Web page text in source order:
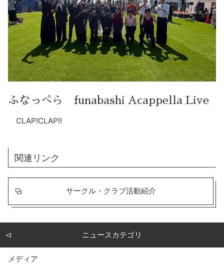
ふなっぺら funabashi Acappella Live
CLAP!CLAP!!
関連リンク
サークル・クラブ活動紹介
ニュースカテゴリ
メディア